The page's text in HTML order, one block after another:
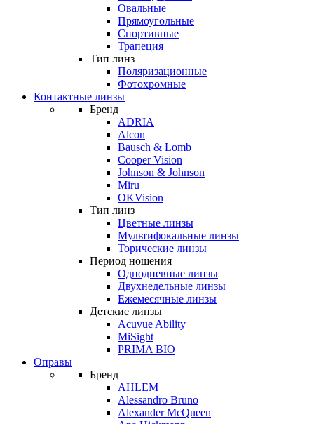
Овальные
Прямоугольные
Спортивные
Трапеция
Тип линз
Поляризационные
Фотохромные
Контактные линзы
Бренд
ADRIA
Alcon
Bausch & Lomb
Cooper Vision
Johnson & Johnson
Miru
OKVision
Тип линз
Цветные линзы
Мультифокальные линзы
Торические линзы
Период ношения
Однодневные линзы
Двухнедельные линзы
Ежемесячные линзы
Детские линзы
Acuvue Ability
MiSight
PRIMA BIO
Оправы
Бренд
AHLEM
Alessandro Bruno
Alexander McQueen